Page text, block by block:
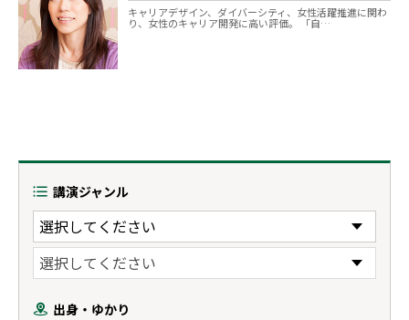
キャリアデザイン、ダイバーシティ、女性活躍推進に関わ
り、女性のキャリア開発に高い評価。 「自…
講演ジャンル
出身・ゆかり